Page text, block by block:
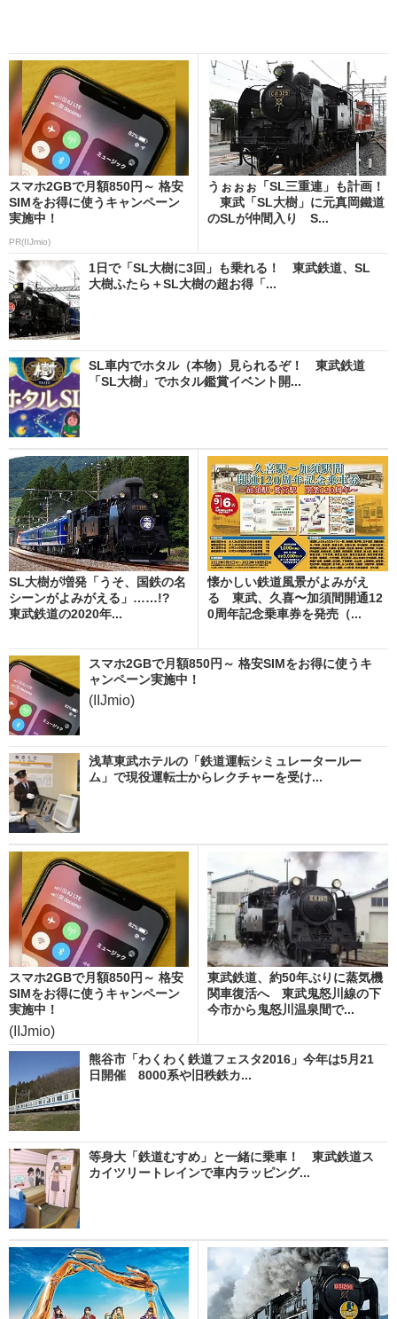
スマホ2GBで月額850円～ 格安
SIMをお得に使うキャンペーン
実施中！
PR(IIJmio)
うぉぉぉ「SL三重連」も計画！
東武「SL大樹」に元真岡鐵道
のSLが仲間入り S...
1日で「SL大樹に3回」も乗れる！ 東武鉄道、SL
大樹ふたら＋SL大樹の超お得「...
SL車内でホタル（本物）見られるぞ！ 東武鉄道
「SL大樹」でホタル鑑賞イベント開...
SL大樹が増発「うそ、国鉄の名
シーンがよみがえる」……!?
東武鉄道の2020年...
懐かしい鉄道風景がよみがえ
る 東武、久喜〜加須間開通12
0周年記念乗車券を発売（...
スマホ2GBで月額850円～ 格安SIMをお得に使うキ
ャンペーン実施中！
(IIJmio)
浅草東武ホテルの「鉄道運転シミュレータールー
ム」で現役運転士からレクチャーを受け...
スマホ2GBで月額850円～ 格安
SIMをお得に使うキャンペーン
実施中！
(IIJmio)
東武鉄道、約50年ぶりに蒸気機
関車復活へ 東武鬼怒川線の下
今市から鬼怒川温泉間で...
熊谷市「わくわく鉄道フェスタ2016」今年は5月21
日開催 8000系や旧秩鉄カ...
等身大「鉄道むすめ」と一緒に乗車！ 東武鉄道ス
カイツリートレインで車内ラッピング...